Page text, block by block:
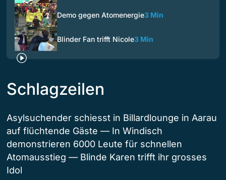
Demo gegen Atomenergie3 Min
Blinder Fan trifft Nicole3 Min
Schlagzeilen
Asylsuchender schiesst in Billardlounge in Aarau
auf flüchtende Gäste — In Windisch
demonstrieren 6000 Leute für schnellen
Atomausstieg — Blinde Karen trifft ihr grosses
Idol